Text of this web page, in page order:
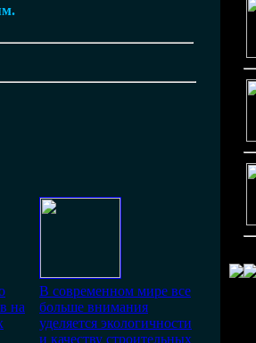
на
В современном мире все
больше внимания
уделяется экологичности
и качеству строительных